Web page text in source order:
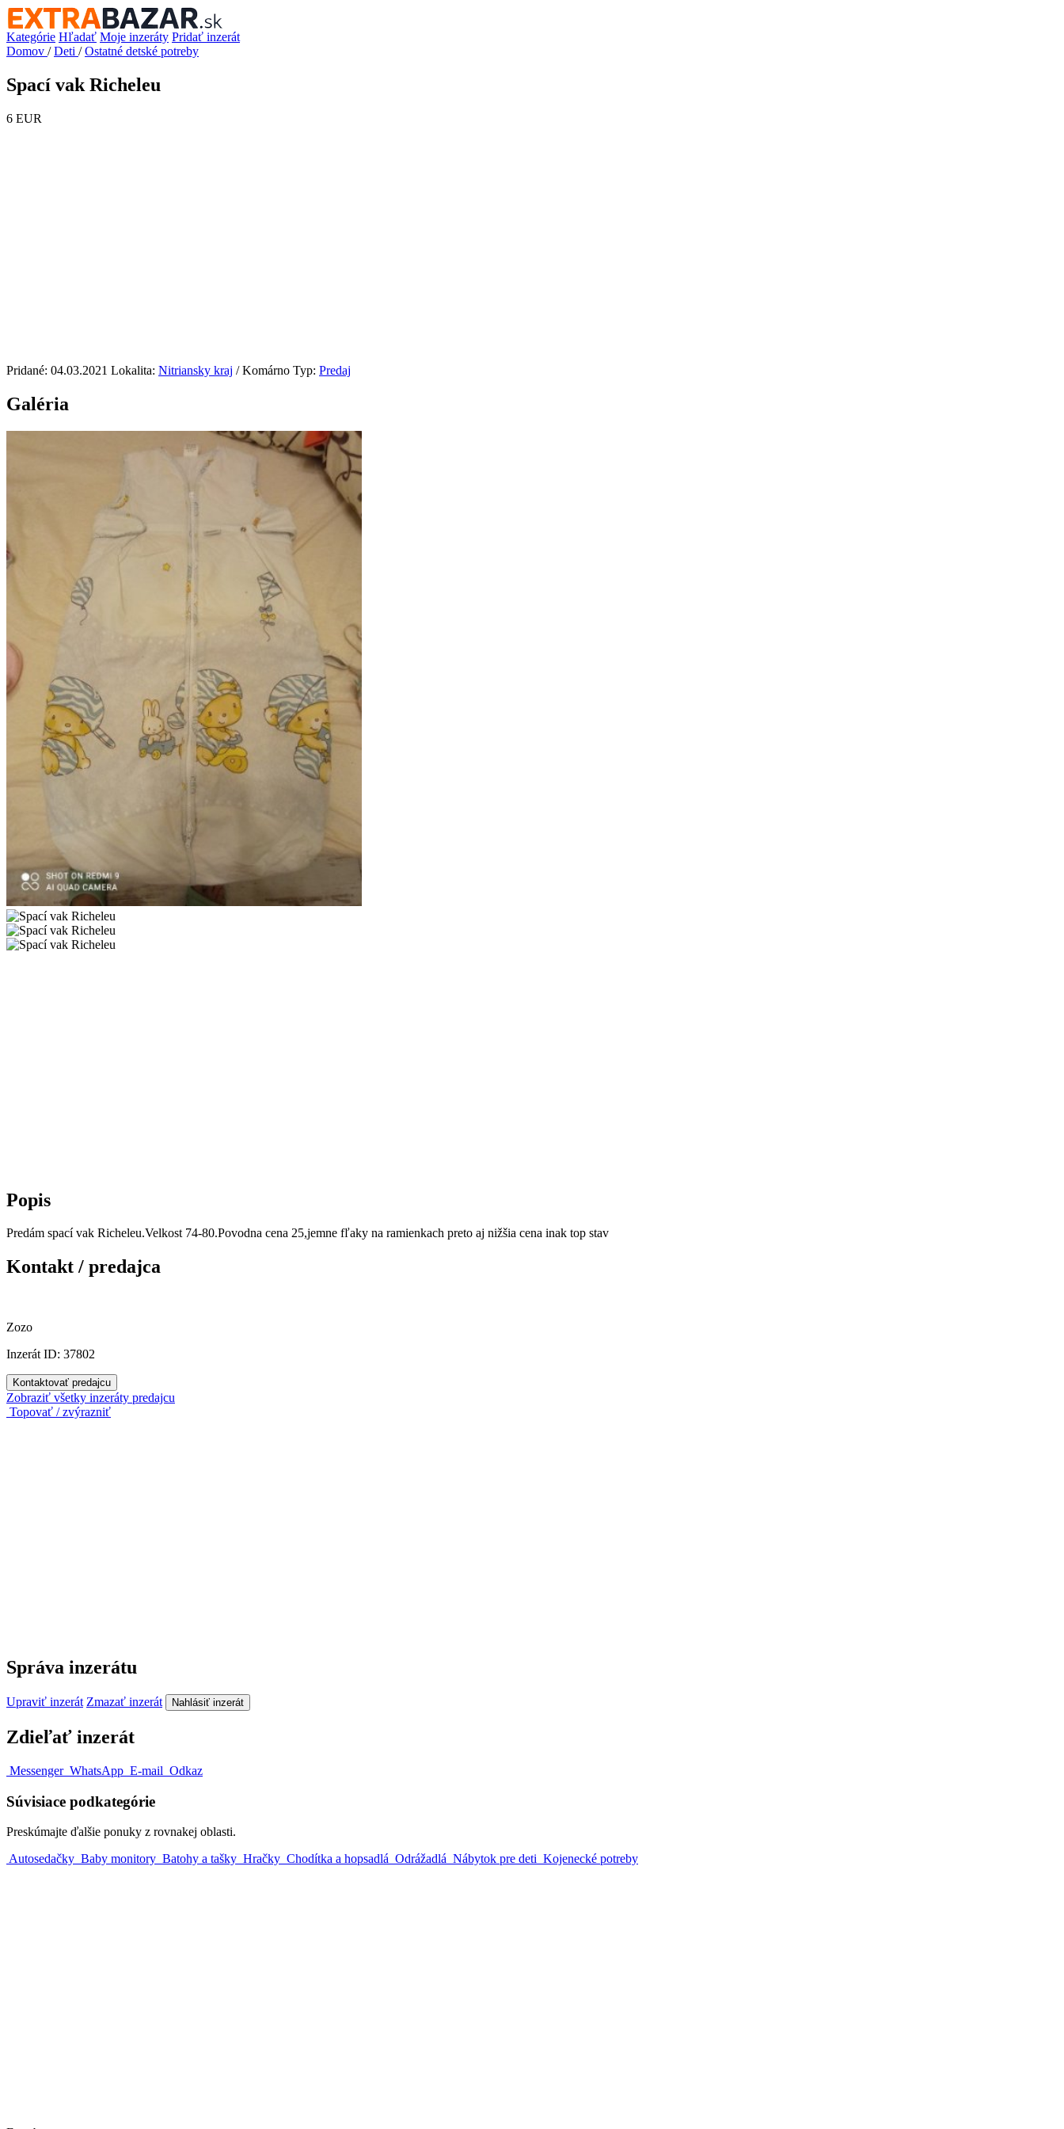
Kategórie Hľadať Moje inzeráty Pridať inzerát
Domov / Deti / Ostatné detské potreby
Spací vak Richeleu
6 EUR
Pridané: 04.03.2021 Lokalita: Nitriansky kraj / Komárno Typ: Predaj
Galéria
Popis
Predám spací vak Richeleu.Velkost 74-80.Povodna cena 25,jemne fľaky na ramienkach preto aj nižšia cena inak top stav
Kontakt / predajca
Zozo
Inzerát ID: 37802
Kontaktovať predajcu
Zobraziť všetky inzeráty predajcu
Topovať / zvýrazniť
Správa inzerátu
Upraviť inzerát Zmazať inzerát Nahlásiť inzerát
Zdieľať inzerát
Messenger WhatsApp E-mail Odkaz
Súvisiace podkategórie
Preskúmajte ďalšie ponuky z rovnakej oblasti.
Autosedačky Baby monitory Batohy a tašky Hračky Chodítka a hopsadlá Odrážadlá Nábytok pre deti Kojenecké potreby